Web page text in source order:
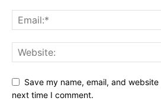
Save my name, email, and
next time I comment.